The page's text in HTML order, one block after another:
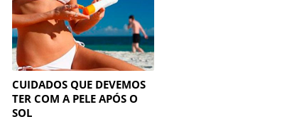
CUIDADOS QUE DEVEMOS
TER COM A PELE APÓS O
SOL